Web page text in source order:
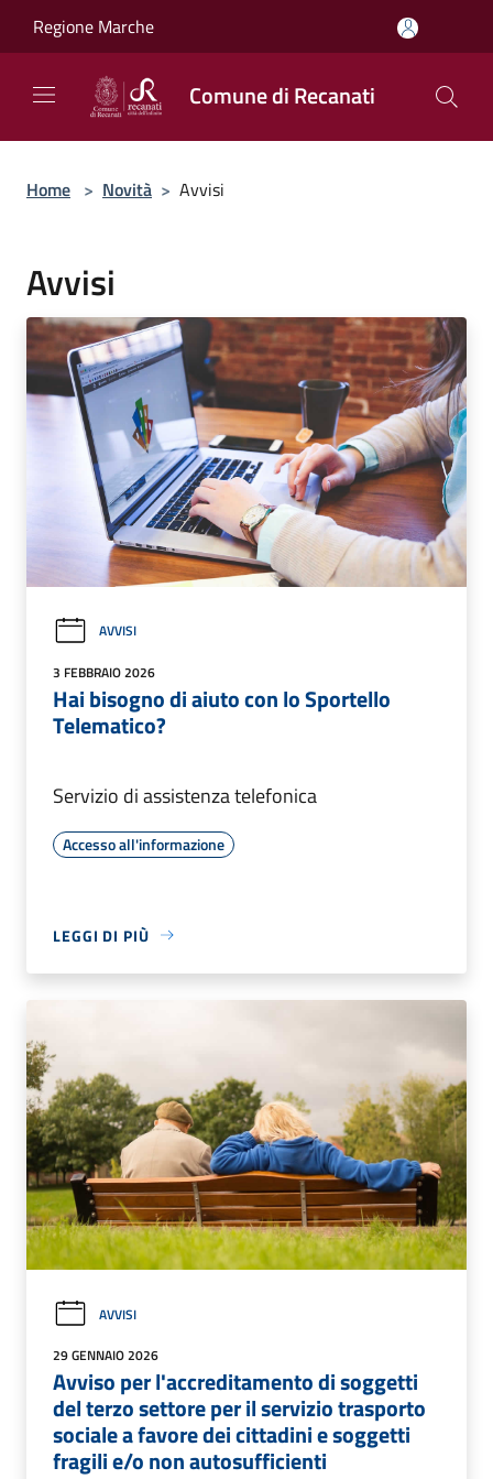
Regione Marche
Comune di Recanati
Home > Novità > Avvisi
Avvisi
AVVISI
3 FEBBRAIO 2026
Hai bisogno di aiuto con lo Sportello
Telematico?
Servizio di assistenza telefonica
Accesso all'informazione
LEGGI DI PIÙ
AVVISI
29 GENNAIO 2026
Avviso per l'accreditamento di soggetti
del terzo settore per il servizio trasporto
sociale a favore dei cittadini e soggetti
fragili e/o non autosufficienti